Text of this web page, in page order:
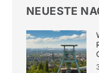
NEUESTE